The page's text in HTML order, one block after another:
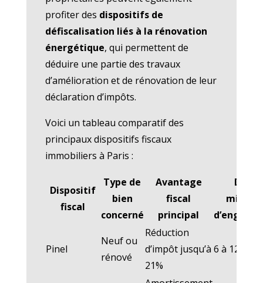
profiter des dispositifs de
défiscalisation liés à la rénovation
énergétique, qui permettent de
déduire une partie des travaux
d’amélioration et de rénovation de leur
déclaration d’impôts.
Voici un tableau comparatif des
principaux dispositifs fiscaux
immobiliers à Paris :
Dispositif
fiscal
Type de
bien
concerné
Avantage
fiscal
principal
Durée
Pinel
Neuf ou
rénové
Réduction
d’impôt jusqu’à
21%
6 à 12 ans